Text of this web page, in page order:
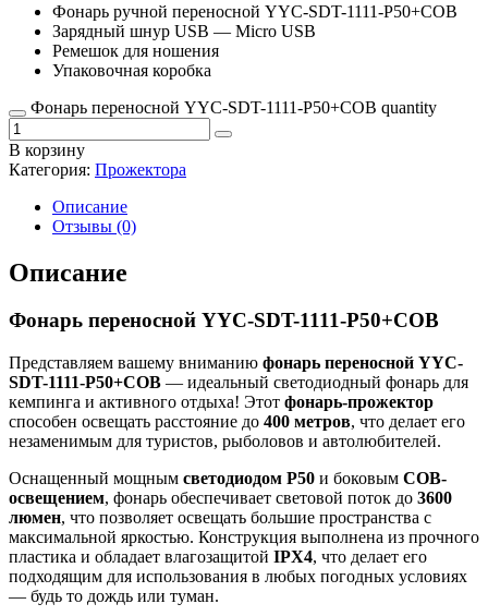
Фонарь ручной переносной YYC-SDT-1111-P50+COB
Зарядный шнур USB — Micro USB
Ремешок для ношения
Упаковочная коробка
Фонарь переносной YYC-SDT-1111-P50+COB quantity
В корзину
Категория: Прожектора
Описание
Отзывы (0)
Описание
Фонарь переносной YYC-SDT-1111-P50+COB
Представляем вашему вниманию фонарь переносной YYC-
SDT-1111-P50+COB — идеальный светодиодный фонарь для
кемпинга и активного отдыха! Этот фонарь-прожектор
способен освещать расстояние до 400 метров, что делает его
незаменимым для туристов, рыболовов и автолюбителей.
Оснащенный мощным светодиодом P50 и боковым COB-
освещением, фонарь обеспечивает световой поток до 3600
люмен, что позволяет освещать большие пространства с
максимальной яркостью. Конструкция выполнена из прочного
пластика и обладает влагозащитой IPX4, что делает его
подходящим для использования в любых погодных условиях
— будь то дождь или туман.